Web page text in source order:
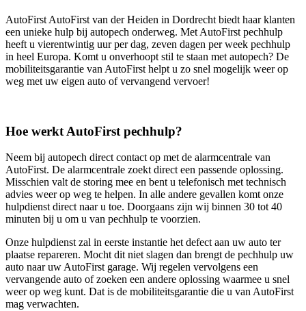
AutoFirst AutoFirst van der Heiden in Dordrecht biedt haar klanten
een unieke hulp bij autopech onderweg. Met AutoFirst pechhulp
heeft u vierentwintig uur per dag, zeven dagen per week pechhulp
in heel Europa. Komt u onverhoopt stil te staan met autopech? De
mobiliteitsgarantie van AutoFirst helpt u zo snel mogelijk weer op
weg met uw eigen auto of vervangend vervoer!
Hoe werkt AutoFirst pechhulp?
Neem bij autopech direct contact op met de alarmcentrale van
AutoFirst. De alarmcentrale zoekt direct een passende oplossing.
Misschien valt de storing mee en bent u telefonisch met technisch
advies weer op weg te helpen. In alle andere gevallen komt onze
hulpdienst direct naar u toe. Doorgaans zijn wij binnen 30 tot 40
minuten bij u om u van pechhulp te voorzien.
Onze hulpdienst zal in eerste instantie het defect aan uw auto ter
plaatse repareren. Mocht dit niet slagen dan brengt de pechhulp uw
auto naar uw AutoFirst garage. Wij regelen vervolgens een
vervangende auto of zoeken een andere oplossing waarmee u snel
weer op weg kunt. Dat is de mobiliteitsgarantie die u van AutoFirst
mag verwachten.